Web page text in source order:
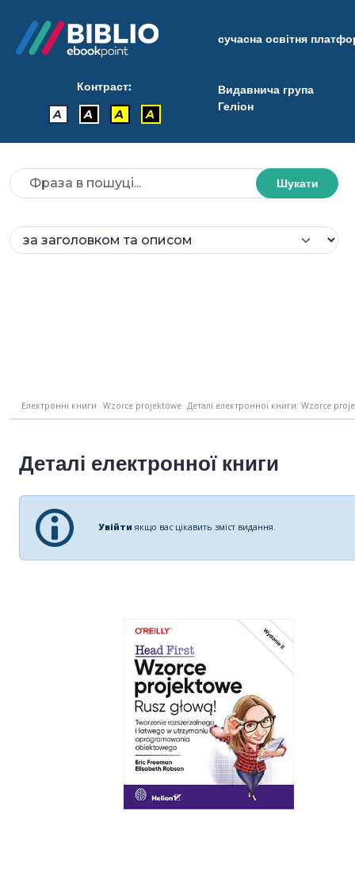
сучасна освітня
Контраст:
A
A A A
Видавнича група
Геліон
Шукати
Електронні книги Wzorce projektowe Деталі електронної книги: Wzorce
Деталі електронної книги
Увійти якщо вас цікавить зміст видання.